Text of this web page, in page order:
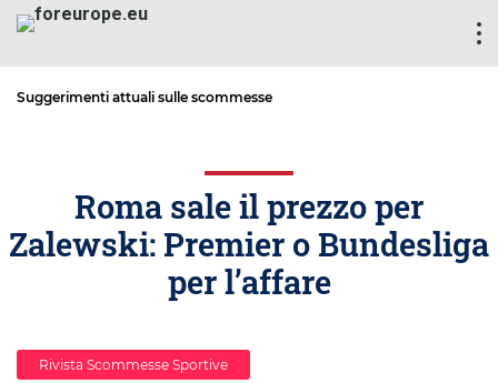
Suggerimenti attuali sulle scommesse
Roma sale il prezzo per
Zalewski: Premier o Bundesliga
per l’affare
Rivista Scommesse Sportive